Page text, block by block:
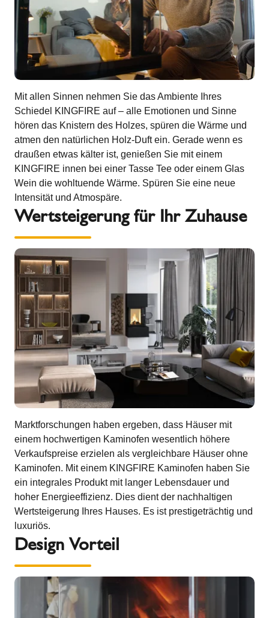
Mit allen Sinnen nehmen Sie das Ambiente Ihres
Schiedel KINGFIRE auf – alle Emotionen und Sinne
hören das Knistern des Holzes, spüren die Wärme und
atmen den natürlichen Holz-Duft ein. Gerade wenn es
draußen etwas kälter ist, genießen Sie mit einem
KINGFIRE innen bei einer Tasse Tee oder einem Glas
Wein die wohltuende Wärme. Spüren Sie eine neue
Intensität und Atmospäre.
Wertsteigerung für Ihr Zuhause
Marktforschungen haben ergeben, dass Häuser mit
einem hochwertigen Kaminofen wesentlich höhere
Verkaufspreise erzielen als vergleichbare Häuser ohne
Kaminofen. Mit einem KINGFIRE Kaminofen haben Sie
ein integrales Produkt mit langer Lebensdauer und
hoher Energieeffizienz. Dies dient der nachhaltigen
Wertsteigerung Ihres Hauses. Es ist prestigeträchtig und
luxuriös.
Design Vorteil